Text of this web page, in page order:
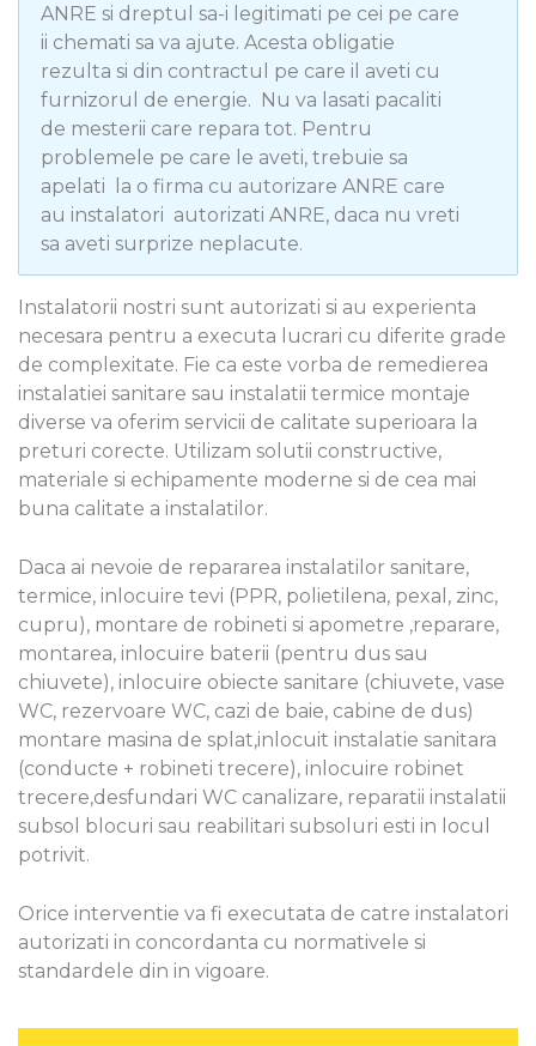
ANRE si dreptul sa-i legitimati pe cei pe care
ii chemati sa va ajute. Acesta obligatie
rezulta si din contractul pe care il aveti cu
furnizorul de energie. Nu va lasati pacaliti
de mesterii care repara tot. Pentru
problemele pe care le aveti, trebuie sa
apelati la o firma cu autorizare ANRE care
au instalatori autorizati ANRE, daca nu vreti
sa aveti surprize neplacute.
Instalatorii nostri sunt autorizati si au experienta
necesara pentru a executa lucrari cu diferite grade
de complexitate. Fie ca este vorba de remedierea
instalatiei sanitare sau instalatii termice montaje
diverse va oferim servicii de calitate superioara la
preturi corecte. Utilizam solutii constructive,
materiale si echipamente moderne si de cea mai
buna calitate a instalatilor.
Daca ai nevoie de repararea instalatilor sanitare,
termice, inlocuire tevi (PPR, polietilena, pexal, zinc,
cupru), montare de robineti si apometre ,reparare,
montarea, inlocuire baterii (pentru dus sau
chiuvete), inlocuire obiecte sanitare (chiuvete, vase
WC, rezervoare WC, cazi de baie, cabine de dus)
montare masina de splat,inlocuit instalatie sanitara
(conducte + robineti trecere), inlocuire robinet
trecere,desfundari WC canalizare, reparatii instalatii
subsol blocuri sau reabilitari subsoluri esti in locul
potrivit.
Orice interventie va fi executata de catre instalatori
autorizati in concordanta cu normativele si
standardele din in vigoare.